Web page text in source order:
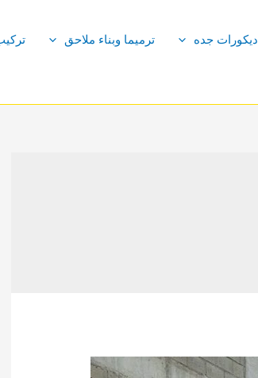
ديكورات جده ترميما وبناء ملاحق